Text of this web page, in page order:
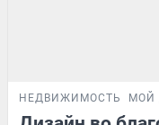
НЕДВИЖИМОСТЬ МОЙ